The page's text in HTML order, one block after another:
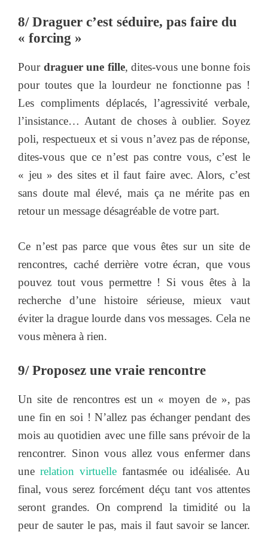
8/ Draguer c’est séduire, pas faire du
« forcing »
Pour draguer une fille, dites-vous une bonne fois
pour toutes que la lourdeur ne fonctionne pas !
Les compliments déplacés, l’agressivité verbale,
l’insistance… Autant de choses à oublier. Soyez
poli, respectueux et si vous n’avez pas de réponse,
dites-vous que ce n’est pas contre vous, c’est le
« jeu » des sites et il faut faire avec. Alors, c’est
sans doute mal élevé, mais ça ne mérite pas en
retour un message désagréable de votre part.
Ce n’est pas parce que vous êtes sur un site de
rencontres, caché derrière votre écran, que vous
pouvez tout vous permettre ! Si vous êtes à la
recherche d’une histoire sérieuse, mieux vaut
éviter la drague lourde dans vos messages. Cela ne
vous mènera à rien.
9/ Proposez une vraie rencontre
Un site de rencontres est un « moyen de », pas
une fin en soi ! N’allez pas échanger pendant des
mois au quotidien avec une fille sans prévoir de la
rencontrer. Sinon vous allez vous enfermer dans
une relation virtuelle fantasmée ou idéalisée. Au
final, vous serez forcément déçu tant vos attentes
seront grandes. On comprend la timidité ou la
peur de sauter le pas, mais il faut savoir se lancer.